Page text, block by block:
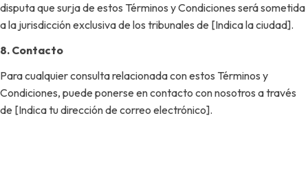
disputa que surja de estos Términos y Condiciones será sometida
a la jurisdicción exclusiva de los tribunales de [Indica la ciudad].
8. Contacto
Para cualquier consulta relacionada con estos Términos y
Condiciones, puede ponerse en contacto con nosotros a través
de [Indica tu dirección de correo electrónico].